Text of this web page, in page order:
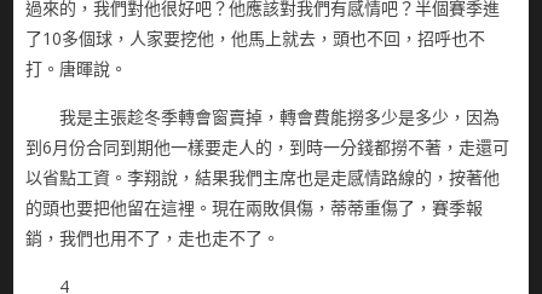
過來的，我們對他很好吧？他應該對我們有感情吧？半個賽季進
了10多個球，人家要挖他，他馬上就去，頭也不回，招呼也不
打。唐暉說。
我是主張趁冬季轉會窗賣掉，轉會費能撈多少是多少，因為
到6月份合同到期他一樣要走人的，到時一分錢都撈不著，走還可
以省點工資。李翔說，結果我們主席也是走感情路線的，按著他
的頭也要把他留在這裡。現在兩敗俱傷，蒂蒂重傷了，賽季報
銷，我們也用不了，走也走不了。
4